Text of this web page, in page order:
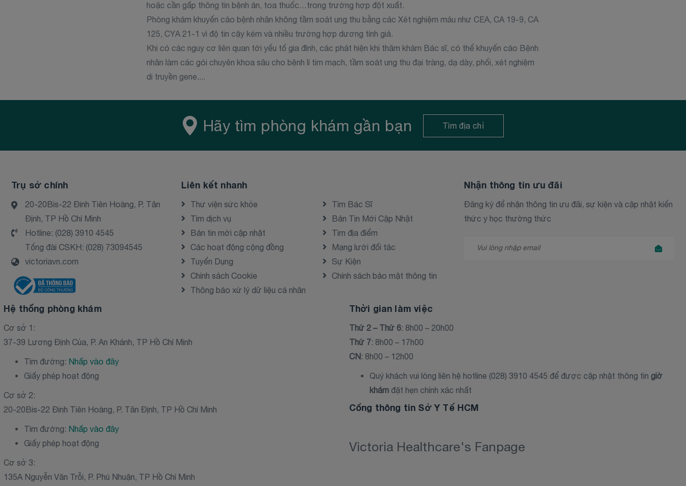
hoặc cần gấp thông tin bệnh án, toa thuốc…trong trường hợp đột xuất.
Phòng khám khuyến cáo bệnh nhân không tầm soát ung thu bằng các Xét nghiệm máu như CEA, CA 19-9, CA
125, CYA 21-1 vì độ tin cậy kém và nhiều trường hợp dương tính giả.
Khi có các nguy cơ liên quan tới yếu tố gia đình, các phát hiện khi thăm khám Bác sĩ, có thể khuyến cáo Bệnh
nhân làm các gói chuyên khoa sâu cho bệnh lí tim mạch, tầm soát ung thu đại tràng, dạ dày, phổi, xét nghiệm
di truyền gene....
Hãy tìm phòng khám gần bạn Tìm địa chỉ
Trụ sở chính
20-20Bis-22 Đinh Tiên Hoàng, P. Tân
Định, TP Hồ Chí Minh
Hotline: (028) 3910 4545
Tổng đài CSKH: (028) 73094545
victoriavn.com
Liên kết nhanh
Thư viện sức khỏe
Tìm Bác Sĩ
Tìm dịch vụ
Bản Tin Mới Cập Nhật
Bản tin mới cập nhật
Tìm địa điểm
Các hoạt động cộng đồng
Mạng lưới đối tác
Tuyển Dụng
Sự Kiện
Chính sách Cookie
Chính sách bảo mật thông tin
Thông báo xử lý dữ liệu cá nhân
Nhận thông tin ưu đãi
Đăng ký để nhận thông tin ưu đãi, sự kiện và cập nhật kiến
thức y học thường thức
Hệ thống phòng khám
Cơ sở 1:
37-39 Lương Định Của, P. An Khánh, TP Hồ Chí Minh
Tìm đường: Nhấp vào đây
Giấy phép hoạt động
Cơ sở 2:
20-20Bis-22 Đinh Tiên Hoàng, P. Tân Định, TP Hồ Chí Minh
Tìm đường: Nhấp vào đây
Giấy phép hoạt động
Cơ sở 3:
135A Nguyễn Văn Trỗi, P. Phú Nhuận, TP Hồ Chí Minh
Thời gian làm việc
Thứ 2 – Thứ 6: 8h00 – 20h00
Thứ 7: 8h00 – 17h00
CN : 8h00 – 12h00
Quý khách vui lòng liên hệ hotline (028) 3910 4545 để được cập nhật thông tin giờ
khám đặt hẹn chính xác nhất
Cổng thông tin Sở Y Tế HCM
Victoria Healthcare's Fanpage